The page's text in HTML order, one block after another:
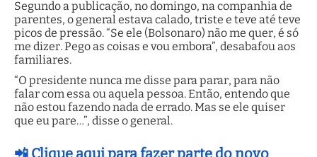
Segundo a publicação, no domingo, na companhia de
parentes, o general estava calado, triste e teve até teve
picos de pressão. “Se ele (Bolsonaro) não me quer, é só
me dizer. Pego as coisas e vou embora”, desabafou aos
familiares.
“O presidente nunca me disse para parar, para não
falar com essa ou aquela pessoa. Então, entendo que
não estou fazendo nada de errado. Mas se ele quiser
que eu pare…”, disse o general.
📲 Clique aqui para fazer parte do novo